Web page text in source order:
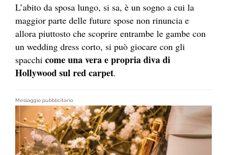
L’abito da sposa lungo, si sa, è un sogno a cui la
maggior parte delle future spose non rinuncia e
allora piuttosto che scoprire entrambe le gambe con
un wedding dress corto, si può giocare con gli
spacchi come una vera e propria diva di
Hollywood sul red carpet.
Messaggio pubblicitario